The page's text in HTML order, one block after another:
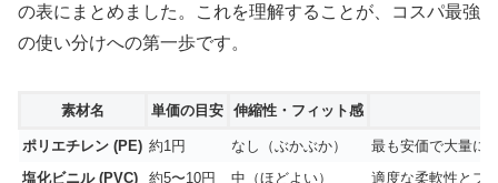
の表にまとめました。これを理解することが、コスパ最強
の使い分けへの第一歩です。
素材名 単価の目安 伸縮性・フィット感
ポリエチレン (PE) 約1円 なし（ぶかぶか）
最も安価で大量に
塩化ビニル (PVC)
約5〜10円 中（ほどよい）
適度な柔軟性とフ